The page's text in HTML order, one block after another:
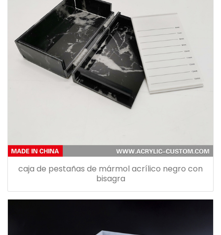
caja de pestañas de mármol acrílico negro con
bisagra